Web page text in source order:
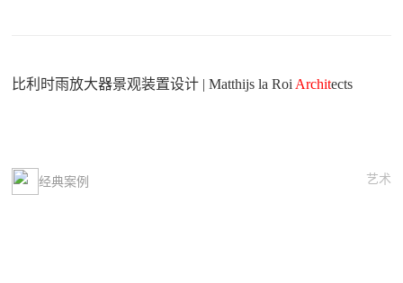
比利时雨放大器景观装置设计 | Matthijs la Roi Architects
经典案例 艺术